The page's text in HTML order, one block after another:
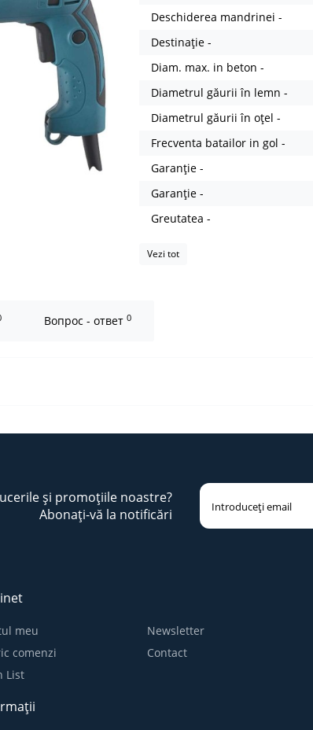
Deschiderea mandrinei -
Destinație -
Diam. max. in beton -
Diametrul găurii în lemn -
Diametrul găurii în oțel -
Frecventa batailor in gol -
Garanție -
Garanție -
Greutatea -
Vezi tot
Вопрос - ответ 0
și promoțiile noastre?
Abonați-vă la notificări
meu
comenzi
List
Newsletter
Contact